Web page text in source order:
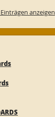
anzeigen